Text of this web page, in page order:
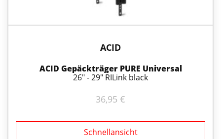
ACID
ACID Gepäckträger PURE Universal
26" - 29" RILink black
36,95€
Schnellansicht